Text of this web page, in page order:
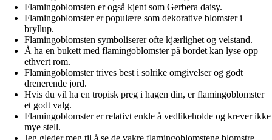
Flamingoblomsten er også kjent som Gerbera daisy.
Flamingoblomster er populære som dekorative blomster i
bryllup.
Flamingoblomsten symboliserer ofte kjærlighet og velstand.
Å ha en bukett med flamingoblomster på bordet kan lyse opp
ethvert rom.
Flamingoblomster trives best i solrike omgivelser og godt
drenerende jord.
Hvis du vil ha en tropisk preg i hagen din, er flamingoblomster
et godt valg.
Flamingoblomster er relativt enkle å vedlikeholde og krever ikke
mye stell.
Jeg gleder meg til å se de vakre flamingoblomstene blomstre